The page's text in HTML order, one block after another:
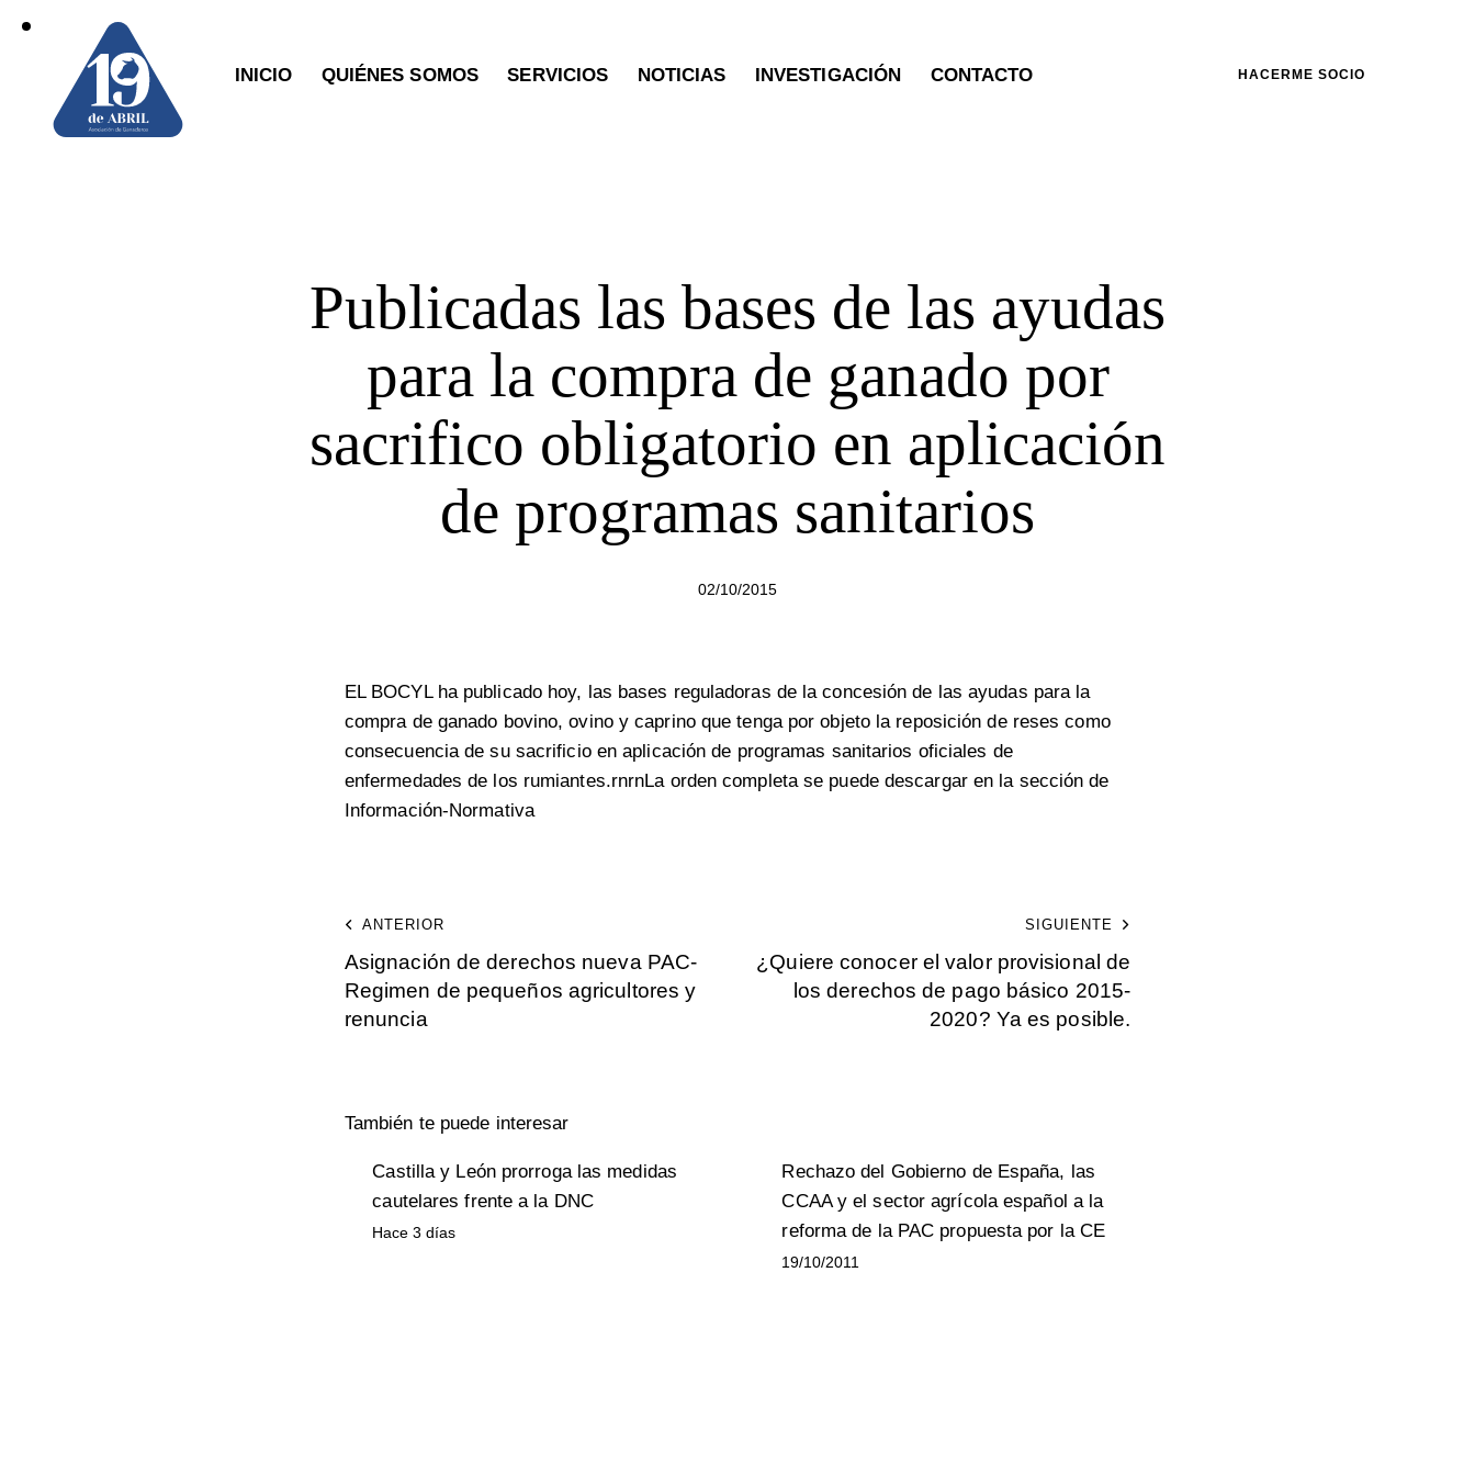
INICIO QUIÉNES SOMOS SERVICIOS NOTICIAS INVESTIGACIÓN CONTACTO HACERME SOCIO
Publicadas las bases de las ayudas
para la compra de ganado por
sacrifico obligatorio en aplicación
de programas sanitarios
02/10/2015
EL BOCYL ha publicado hoy, las bases reguladoras de la concesión de las ayudas para la
compra de ganado bovino, ovino y caprino que tenga por objeto la reposición de reses como
consecuencia de su sacrificio en aplicación de programas sanitarios oficiales de
enfermedades de los rumiantes.rnrnLa orden completa se puede descargar en la sección de
Información-Normativa
ANTERIOR
Asignación de derechos nueva PAC-
Regimen de pequeños agricultores y
renuncia
SIGUIENTE
¿Quiere conocer el valor provisional de
los derechos de pago básico 2015-
2020? Ya es posible.
También te puede interesar
Castilla y León prorroga las medidas
cautelares frente a la DNC
Hace 3 días
Rechazo del Gobierno de España, las
CCAA y el sector agrícola español a la
reforma de la PAC propuesta por la CE
19/10/2011